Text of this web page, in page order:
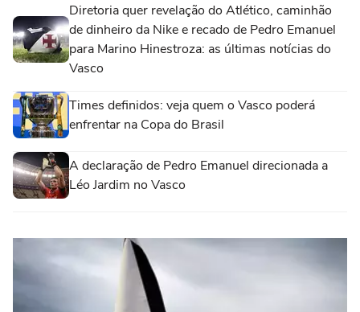
Diretoria quer revelação do Atlético, caminhão
de dinheiro da Nike e recado de Pedro Emanuel
para Marino Hinestroza: as últimas notícias do
Vasco
Times definidos: veja quem o Vasco poderá
enfrentar na Copa do Brasil
A declaração de Pedro Emanuel direcionada a
Léo Jardim no Vasco